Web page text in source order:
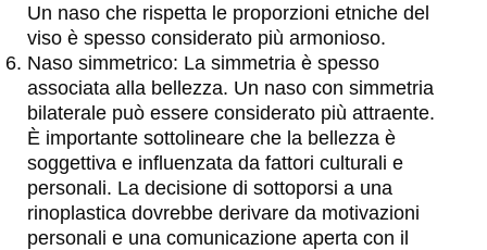
Un naso che rispetta le proporzioni etniche del
viso è spesso considerato più armonioso.
Naso simmetrico: La simmetria è spesso
associata alla bellezza. Un naso con simmetria
bilaterale può essere considerato più attraente.
È importante sottolineare che la bellezza è
soggettiva e influenzata da fattori culturali e
personali. La decisione di sottoporsi a una
rinoplastica dovrebbe derivare da motivazioni
personali e una comunicazione aperta con il